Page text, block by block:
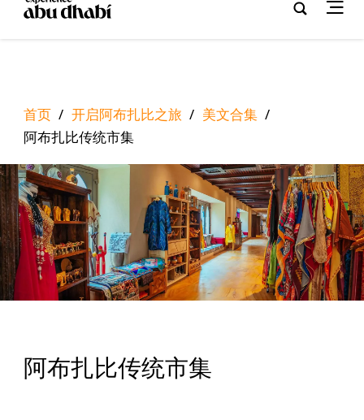
首页 / 开启阿布扎比之旅 / 美文合集 /
阿布扎比传统市集
阿布扎比传统市集